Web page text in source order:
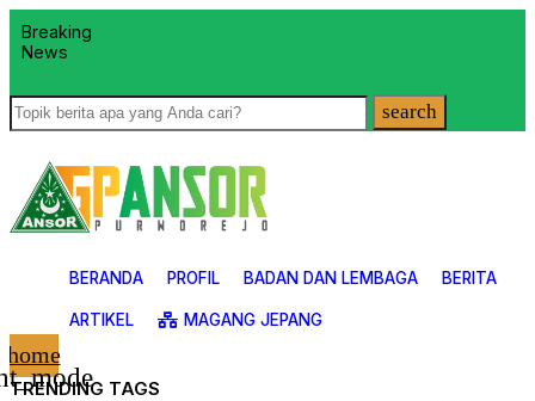
Breaking
News
search
BERANDA PROFIL BADAN DAN LEMBAGA BERITA
ARTIKEL MAGANG JEPANG
home
TRENDING TAGS